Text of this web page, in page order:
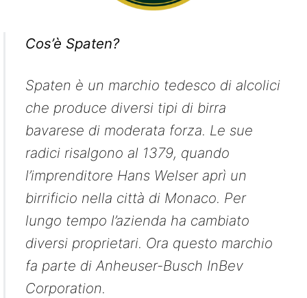
Cos’è Spaten?
Spaten è un marchio tedesco di alcolici
che produce diversi tipi di birra
bavarese di moderata forza. Le sue
radici risalgono al 1379, quando
l’imprenditore Hans Welser aprì un
birrificio nella città di Monaco. Per
lungo tempo l’azienda ha cambiato
diversi proprietari. Ora questo marchio
fa parte di Anheuser-Busch InBev
Corporation.